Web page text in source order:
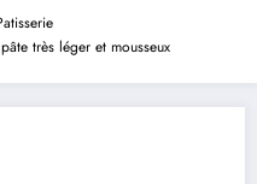
très léger et mousseux